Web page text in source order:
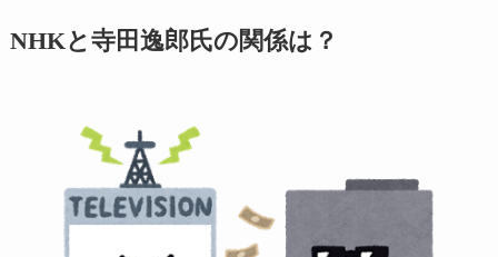
NHKと寺田逸郎氏の関係は？